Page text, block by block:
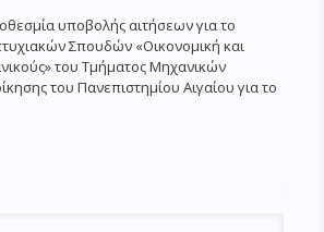
υποβολής αιτήσεων για το
Σπουδών «Οικονομική και
του Τμήματος Μηχανικών
του Πανεπιστημίου Αιγαίου για το